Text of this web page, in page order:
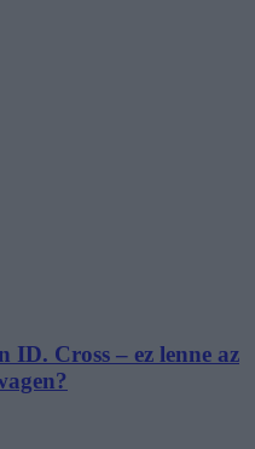
ID. Cross – ez lenne az